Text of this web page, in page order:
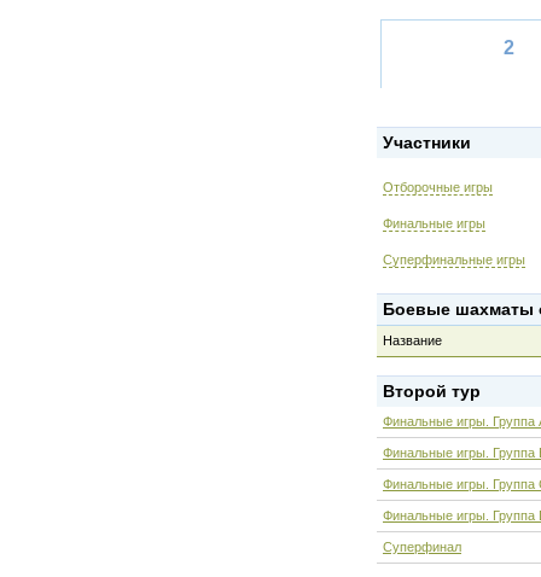
2
Участники
Отборочные игры
Финальные игры
Суперфинальные игры
Боевые шахматы
Название
Второй тур
Финальные игры. Группа
Финальные игры. Группа
Финальные игры. Группа
Финальные игры. Группа
Суперфинал